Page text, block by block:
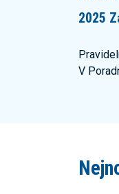
2025
V